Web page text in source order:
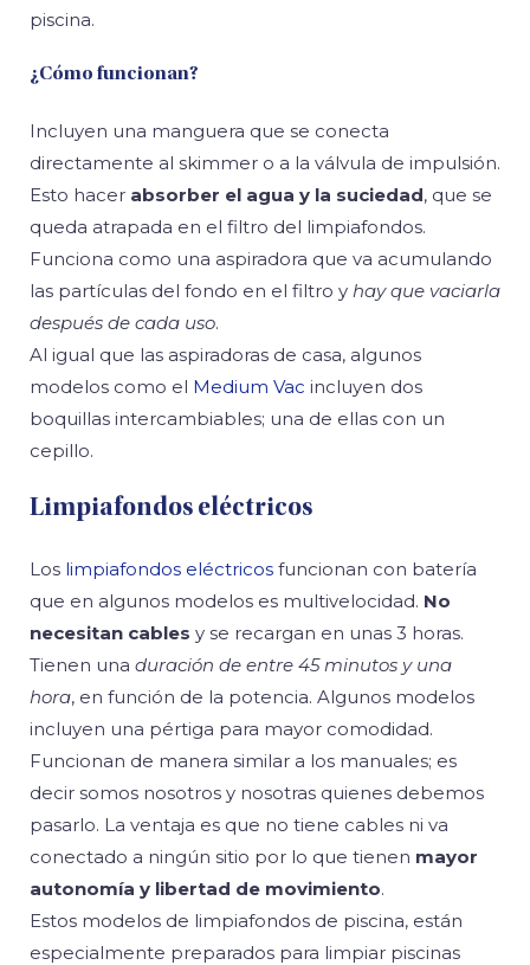
piscina.
¿Cómo funcionan?
Incluyen una manguera que se conecta
directamente al skimmer o a la válvula de impulsión.
Esto hacer absorber el agua y la suciedad, que se
queda atrapada en el filtro del limpiafondos.
Funciona como una aspiradora que va acumulando
las partículas del fondo en el filtro y hay que vaciarla
después de cada uso.
Al igual que las aspiradoras de casa, algunos
modelos como el Medium Vac incluyen dos
boquillas intercambiables; una de ellas con un
cepillo.
Limpiafondos eléctricos
Los limpiafondos eléctricos funcionan con batería
que en algunos modelos es multivelocidad. No
necesitan cables y se recargan en unas 3 horas.
Tienen una duración de entre 45 minutos y una
hora, en función de la potencia. Algunos modelos
incluyen una pértiga para mayor comodidad.
Funcionan de manera similar a los manuales; es
decir somos nosotros y nosotras quienes debemos
pasarlo. La ventaja es que no tiene cables ni va
conectado a ningún sitio por lo que tienen mayor
autonomía y libertad de movimiento.
Estos modelos de limpiafondos de piscina, están
especialmente preparados para limpiar piscinas